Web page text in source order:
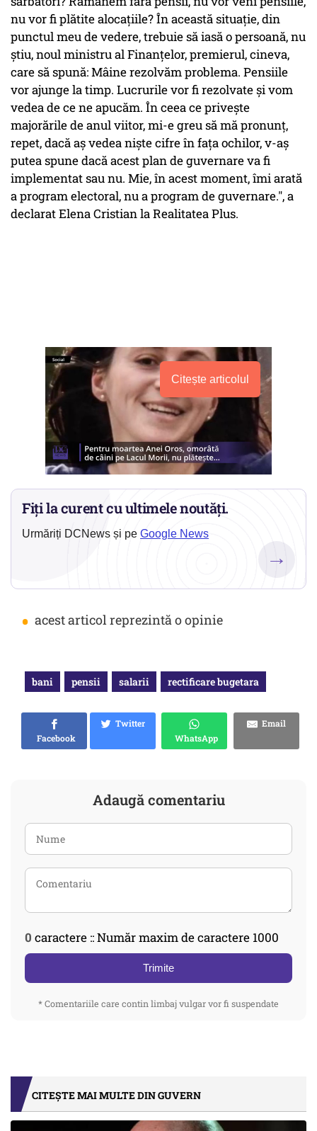
nu vor fi plătite alocațiile? În această situație, din
punctul meu de vedere, trebuie să iasă o persoană, nu
știu, noul ministru al Finanțelor, premierul, cineva,
care să spună: Mâine rezolvăm problema. Pensiile
vor ajunge la timp. Lucrurile vor fi rezolvate și vom
vedea de ce ne apucăm. În ceea ce privește
majorările de anul viitor, mi-e greu să mă pronunț,
repet, dacă aș vedea niște cifre în fața ochilor, v-aș
putea spune dacă acest plan de guvernare va fi
implementat sau nu. Mie, în acest moment, îmi arată
a program electoral, nu a program de guvernare.", a
declarat Elena Cristian la Realitatea Plus.
Citește articolul
Fiți la curent cu ultimele noutăți.
Urmăriți DCNews și pe Google News
→
• acest articol reprezintă o opinie
bani pensii salarii rectificare bugetara
Facebook
Twitter
WhatsApp
Email
Adaugă comentariu
0 caractere :: Număr maxim de caractere 1000
Trimite
* Comentariile care contin limbaj vulgar vor fi suspendate
CITEȘTE MAI MULTE DIN GUVERN